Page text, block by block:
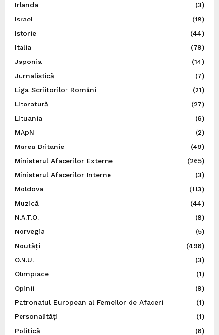
Irlanda
(3)
Israel
(18)
Istorie
(44)
Italia
(79)
Japonia
(14)
Jurnalistică
(7)
Liga Scriitorilor Români
(21)
Literatură
(27)
Lituania
(6)
MApN
(2)
Marea Britanie
(49)
Ministerul Afacerilor Externe
(265)
Ministerul Afacerilor Interne
(3)
Moldova
(113)
Muzică
(44)
N.A.T.O.
(8)
Norvegia
(5)
Noutăți
(496)
O.N.U.
(3)
Olimpiade
(1)
Opinii
(9)
Patronatul European al Femeilor de Afaceri
(1)
Personalități
(1)
Politică
(6)